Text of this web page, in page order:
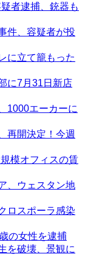
者逮捕、銃器も
件、容疑者が投
に立て籠もった
に7月31日新店
1000エーカーに
再開決定！今週
模オフィスの賃
、ウェスタン地
ロスポーラ感染
の女性を逮捕
を破壊、景観に